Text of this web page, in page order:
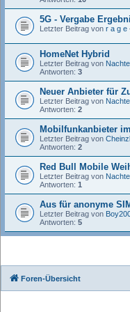
5G - Vergabe
Letzter Beitrag von r a g e
HomeNet Hybrid
Letzter Beitrag von
Antworten: 3
Neuer Anbieter für
Letzter Beitrag von
Antworten: 2
Mobilfunkanbieter
Letzter Beitrag von
Antworten: 2
Red Bull Mobile
Letzter Beitrag von
Antworten: 1
Aus für anonyme
Letzter Beitrag von
Antworten: 5
Foren-Übersicht